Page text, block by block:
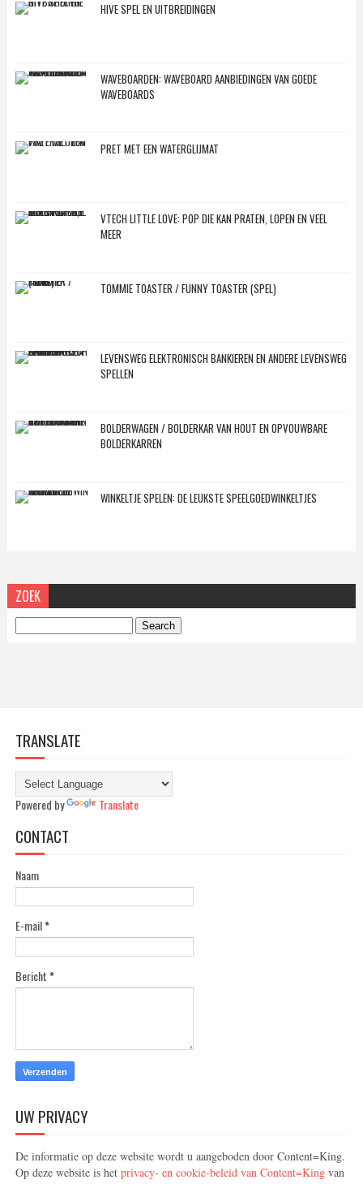
HIVE SPEL EN UITBREIDINGEN
WAVEBOARDEN: WAVEBOARD AANBIEDINGEN VAN GOEDE
WAVEBOARDS
PRET MET EEN WATERGLIJMAT
VTECH LITTLE LOVE: POP DIE KAN PRATEN, LOPEN EN VEEL
MEER
TOMMIE TOASTER / FUNNY TOASTER (SPEL)
LEVENSWEG ELEKTRONISCH BANKIEREN EN ANDERE LEVENSWEG
SPELLEN
BOLDERWAGEN / BOLDERKAR VAN HOUT EN OPVOUWBARE
BOLDERKARREN
WINKELTJE SPELEN: DE LEUKSTE SPEELGOEDWINKELTJES
ZOEK
TRANSLATE
Powered by Translate
CONTACT
Naam
E-mail*
Bericht*
UW PRIVACY
De informatie op deze website wordt u aangeboden door Content=King.
Op deze website is het privacy- en cookie-beleid van Content=Kingvan